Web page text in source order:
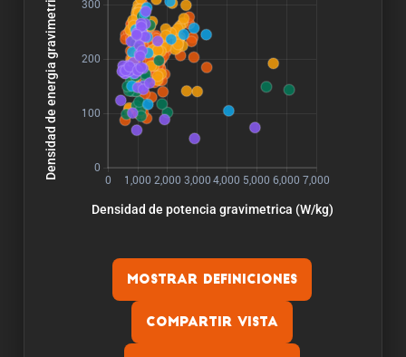
Mostrar definiciones
Compartir vista